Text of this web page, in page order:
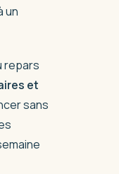
un
repars
et
sans